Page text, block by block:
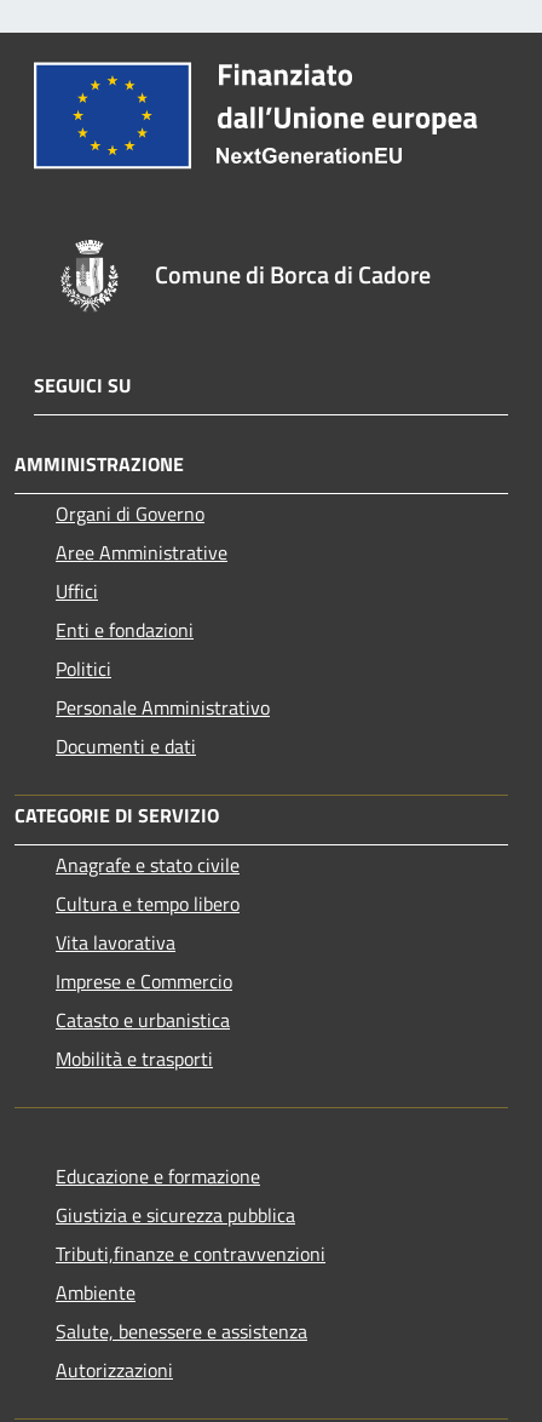
Comune di Borca di Cadore
SEGUICI SU
AMMINISTRAZIONE
Organi di Governo
Aree Amministrative
Uffici
Enti e fondazioni
Politici
Personale Amministrativo
Documenti e dati
CATEGORIE DI SERVIZIO
Anagrafe e stato civile
Cultura e tempo libero
Vita lavorativa
Imprese e Commercio
Catasto e urbanistica
Mobilità e trasporti
Educazione e formazione
Giustizia e sicurezza pubblica
Tributi,finanze e contravvenzioni
Ambiente
Salute, benessere e assistenza
Autorizzazioni